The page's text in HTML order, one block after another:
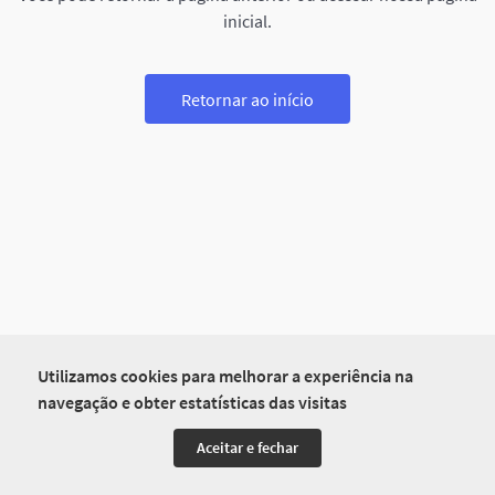
Utilizamos cookies para melhorar a experiência na
navegação e obter estatísticas das visitas
Aceitar e fechar
inicial.
Retornar ao início